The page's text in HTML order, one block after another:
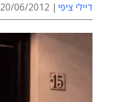
דיילי ציפי 20/06/2012 17:01